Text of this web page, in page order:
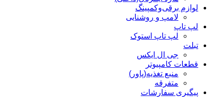
لوازم برقی‌وکمپینگ
لامپ و روشنایی
لپ تاپ
لپ تاپ استوک
تبلت
جی ال ایکس
قطعات کامپیوتر
منبع تغذیه(پاور)
متفرقه
پیگیری سفارشات